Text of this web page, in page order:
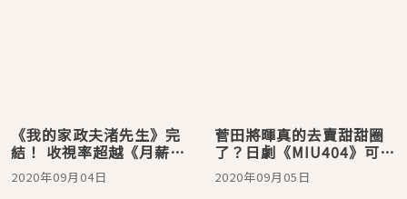
《我的家政夫渚先生》完
結！ 收視率超越《月薪嬌
妻》同檔日劇史上最高紀
錄
2020年09月04日
菅田將暉真的去賣甜甜圈
了？日劇《MIU404》可愛
的彩蛋與巧合
2020年09月05日